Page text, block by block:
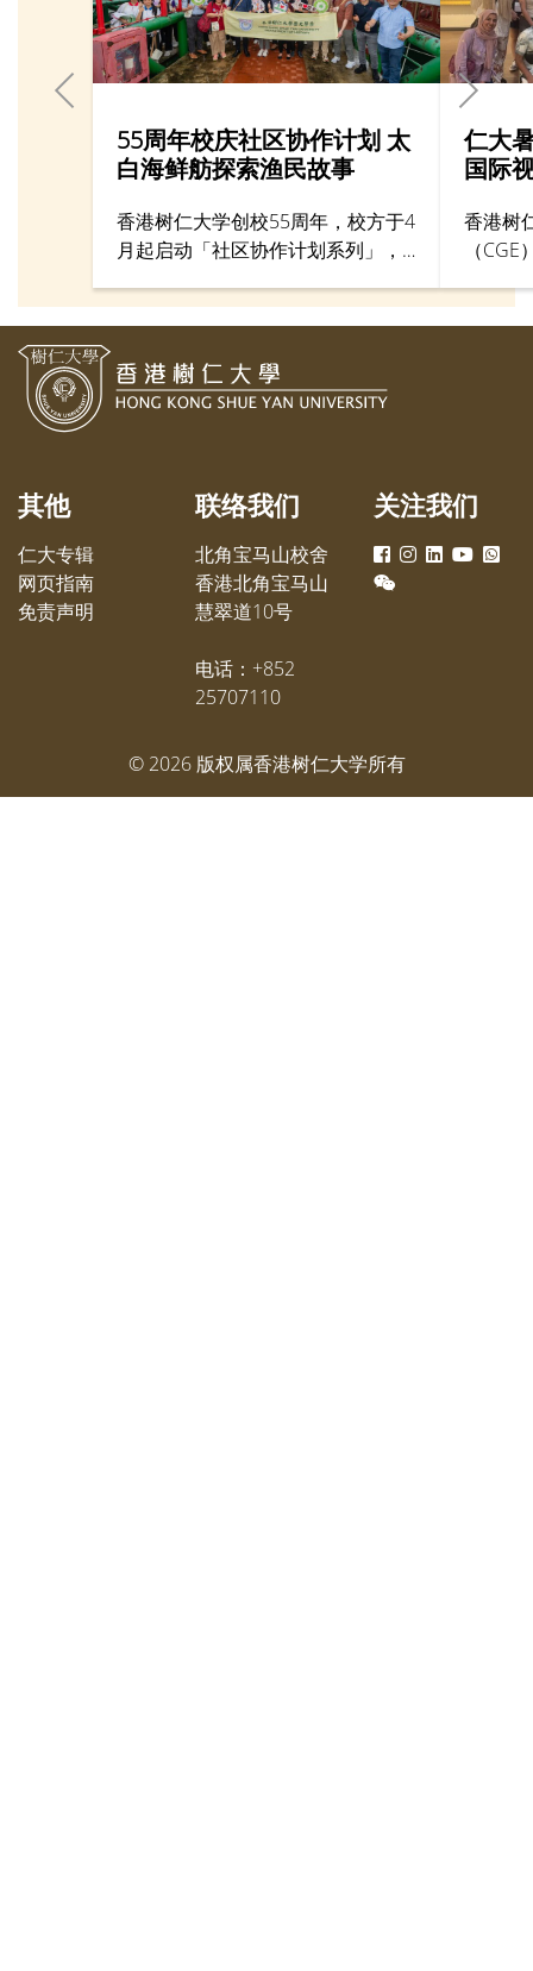
55周年校庆社区协作计划 太
白海鲜舫探索渔民故事
香港树仁大学创校55周年，校方于4
月起启动「社区协作计划系列」，
学系于4月28日举行「游历香港仔渔
察活动，让仁大校友、中学生、老
师与社区人士从历史与生活层面认
仁大
国际
香港树
（
拓眼界
通大学
顶尖学
其他
仁大专辑
网页指南
免责声明
联络我们
北角宝马山校舍
香港北角宝马山
慧翠道10号
电话：+852
25707110
关注我们
© 2026版权属香港树仁大学所有